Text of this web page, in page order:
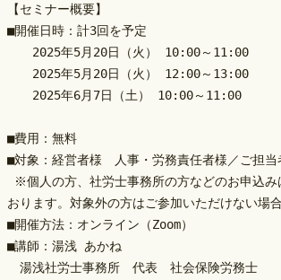
【セミナー概要】
■開催日時：計3回を予定
2025年5月20日（火） 10:00～11:00
2025年5月20日（火） 12:00～13:00
2025年6月7日（土） 10:00～11:00
■費用：無料
■対象：経営者様　人事・労務責任者様／ご担
おります。対象外の方はご参加いただけない場
■開催方法：オンライン（Zoom）
■講師：湯浅 あかね
湯浅社労士事務所　代表　社会保険労務士